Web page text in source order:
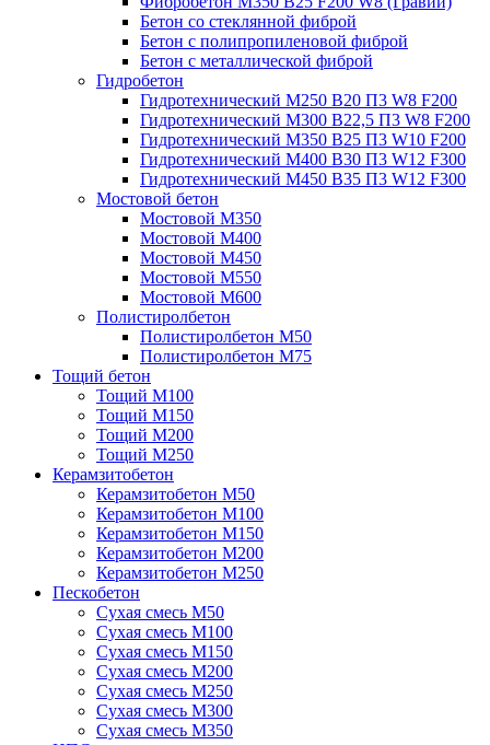
Бетон со стеклянной фиброй
Бетон с полипропиленовой фиброй
Бетон с металлической фиброй
Гидробетон
Гидротехнический М250 B20 П3 W8 F200
Гидротехнический М300 B22,5 П3 W8 F200
Гидротехнический М350 B25 П3 W10 F200
Гидротехнический М400 B30 П3 W12 F300
Гидротехнический М450 B35 П3 W12 F300
Мостовой бетон
Мостовой М350
Мостовой М400
Мостовой М450
Мостовой М550
Мостовой М600
Полистиролбетон
Полистиролбетон М50
Полистиролбетон М75
Тощий бетон
Тощий М100
Тощий М150
Тощий М200
Тощий М250
Керамзитобетон
Керамзитобетон М50
Керамзитобетон М100
Керамзитобетон М150
Керамзитобетон М200
Керамзитобетон М250
Пескобетон
Сухая смесь М50
Сухая смесь М100
Сухая смесь М150
Сухая смесь М200
Сухая смесь М250
Сухая смесь М300
Сухая смесь М350